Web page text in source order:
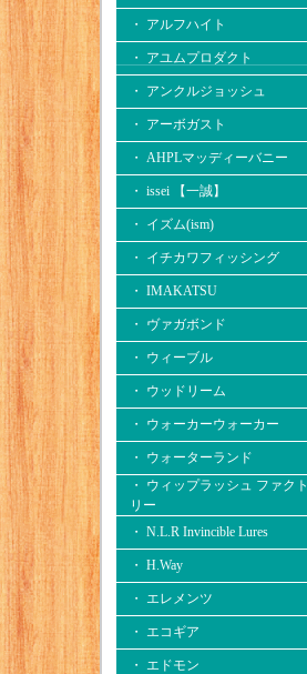
・ アルフハイト
・ アユムプロダクト
・ アンクルジョッシュ
・ アーボガスト
・ AHPLマッディーバニー
・ issei 【一誠】
・ イズム(ism)
・ イチカワフィッシング
・ IMAKATSU
・ ヴァガボンド
・ ウィーブル
・ ウッドリーム
・ ウォーカーウォーカー
・ ウォーターランド
・ ウィップラッシュ ファクト
リー
・ N.L.R Invincible Lures
・ H.Way
・ エレメンツ
・ エコギア
・ エドモン